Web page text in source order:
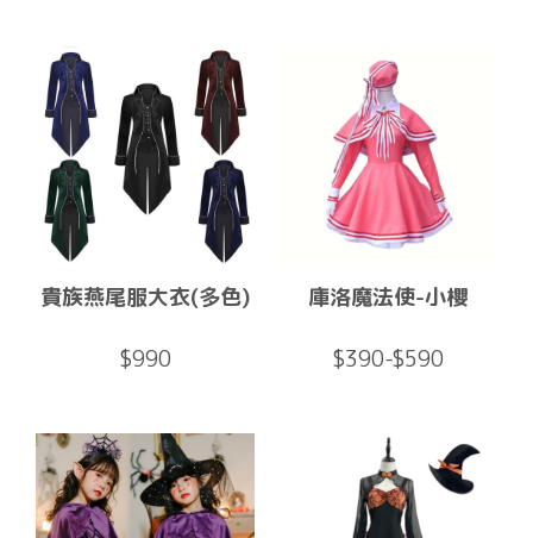
貴族燕尾服大衣(多色)
$990
庫洛魔法使-小櫻
$390-$590